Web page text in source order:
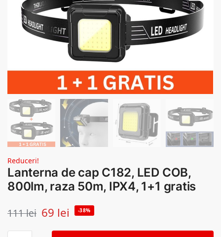
Reduceri!
Lanterna de cap C182, LED COB,
800lm, raza 50m, IPX4, 1+1 gratis
111lei 69 lei -38%